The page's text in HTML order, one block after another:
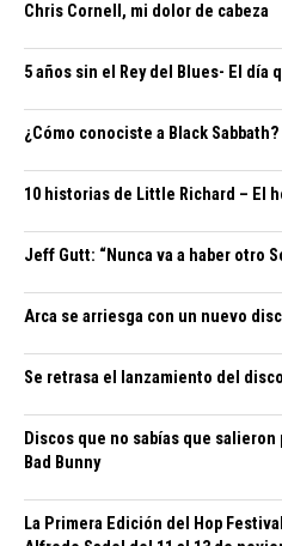
Chris Cornell, mi dolor de cabeza
5 años sin el Rey del Blues- El día
¿Cómo conociste a Black
10 historias de Little Richard – El
Jeff Gutt: “Nunca va a haber otro
Arca se arriesga con un nuevo
Se retrasa el lanzamiento del
Discos que no sabías que
Bad Bunny
La Primera Edición del Hop